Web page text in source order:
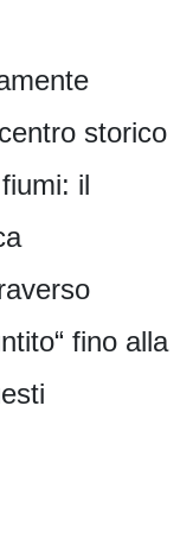
storico
il
fino alla